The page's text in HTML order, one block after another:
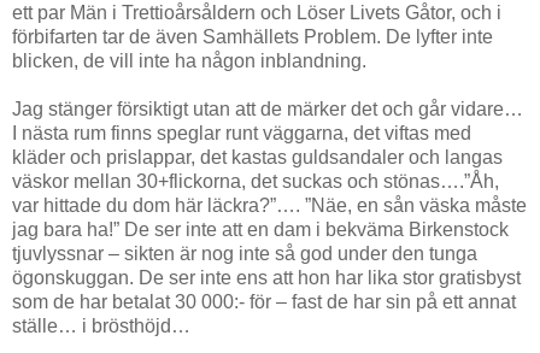
ett par Män i Trettioårsåldern och Löser Livets Gåtor, och i
förbifarten tar de även Samhällets Problem. De lyfter inte
blicken, de vill inte ha någon inblandning.
Jag stänger försiktigt utan att de märker det och går vidare…
I nästa rum finns speglar runt väggarna, det viftas med
kläder och prislappar, det kastas guldsandaler och langas
väskor mellan 30+flickorna, det suckas och stönas….”Åh,
var hittade du dom här läckra?”…. ”Näe, en sån väska måste
jag bara ha!” De ser inte att en dam i bekväma Birkenstock
tjuvlyssnar – sikten är nog inte så god under den tunga
ögonskuggan. De ser inte ens att hon har lika stor gratisbyst
som de har betalat 30 000:- för – fast de har sin på ett annat
ställe… i brösthöjd…